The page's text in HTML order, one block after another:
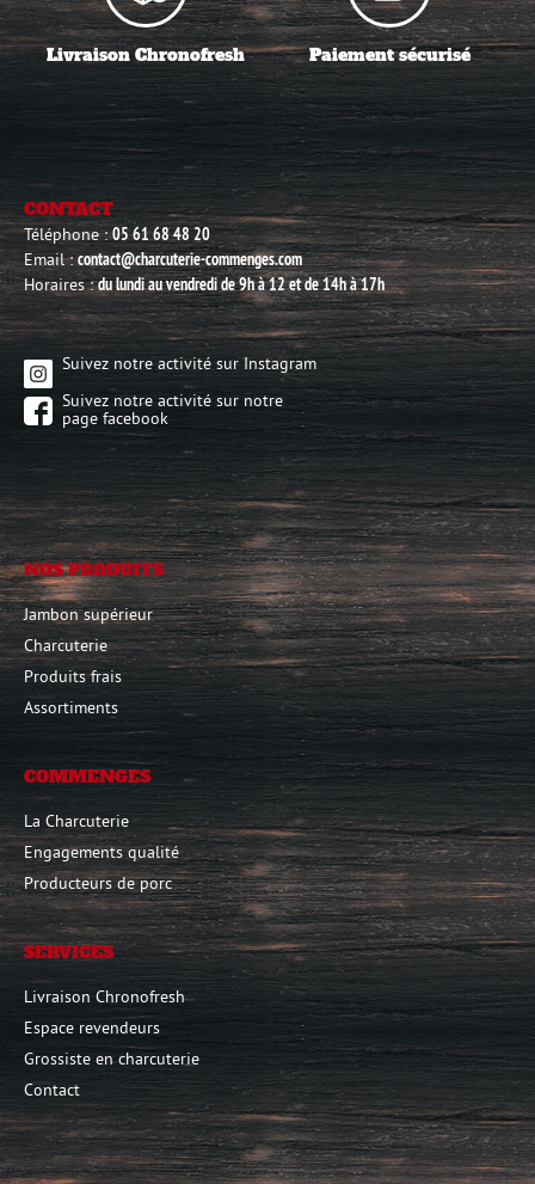
Livraison Chronofresh Paiement sécurisé
NOS PRODUITS
Jambon supérieur
Charcuterie
Produits frais
Assortiments
COMMENGES
La Charcuterie
Engagements qualité
Producteurs de porc
SERVICES
Livraison Chronofresh
Espace revendeurs
Grossiste en charcuterie
Contact
CONTACT
Téléphone :05 61 68 48 20
Email :contact@charcuterie-commenges.com
Horaires :du lundi au vendredi de 9h à 12 et de 14h à 17h
Suivez notre activité sur Instagram
Suivez notre activité sur notre
page facebook